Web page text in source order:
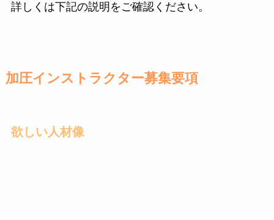
詳しくは下記の説明をご確認ください。
加圧インストラクター募集要項
欲しい人材像